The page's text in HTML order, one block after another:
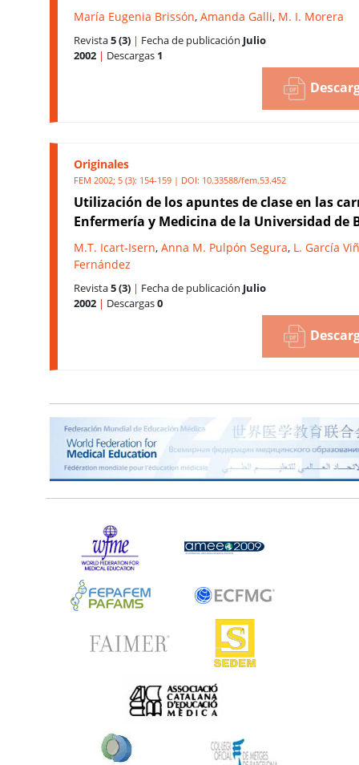
María Eugenia Brissón, Amanda Galli, M. I. Morera
Revista5 (3) | Fecha de publicación Julio
2002 | Descargas 1
Originales
FEM 2002; 5 (3): 154-159 | DOI: 10.33588/fem.53.452
Utilización de los apuntes de clase en las
Enfermería y Medicina de la Universidad de
M.T. Icart-Isern, Anna M. Pulpón Segura, L. García
Fernández
Revista5 (3) | Fecha de publicación Julio
2002 | Descargas0